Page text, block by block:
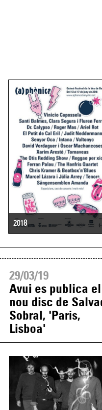
2018
29/03/19
Avui es publica el
nou disc de
Sobral, 'Paris,
Lisboa'